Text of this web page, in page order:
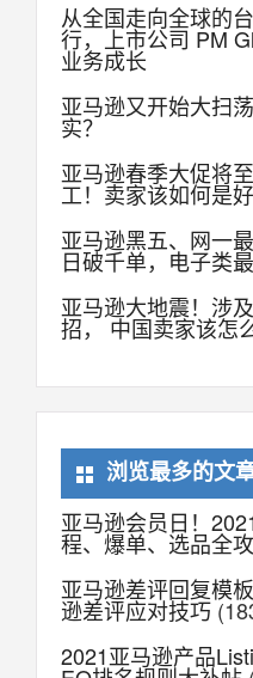
从全国走向全球的
行，上市公司 PM
业务成长
亚马逊又开始大扫
实？
亚马逊春季大促将
工！卖家该如何是好
亚马逊黑五、网一
日破千单，电子类
亚马逊大地震！涉
招， 中国卖家该怎
浏览最多的文
亚马逊会员日！
程、爆单、选品全攻
亚马逊差评回复模
逊差评应对技巧
2021亚马逊产品